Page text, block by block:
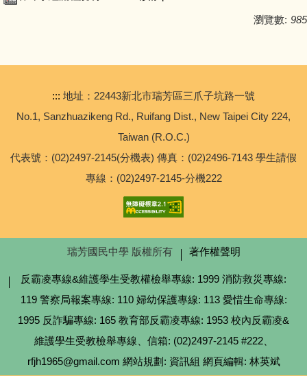
輔導處
總務處
【校外轉知】2026年六福永續獎比賽
【專任運動教練甄選】公告本校114學年度代理羽球專任
運動教練甄選簡章
瀏覽數: 985
::: 地址：22443新北市瑞芳區三爪子坑路一號
No.1, Sanzhuazikeng Rd., Ruifang Dist., New Taipei City 224,
Taiwan (R.O.C.)
代表號：(02)2497-2145(分機表) 傳真：(02)2496-7143 學生請假
專線：(02)2497-2145-分機222
瑞芳國民中學 版權所有 著作權聲明
反霸凌專線&維護學生受教權檢舉專線: 1999 消防救災專線:
119 警察局報案專線: 110 婦幼保護專線: 113 愛惜生命專線:
1995 反詐騙專線: 165 教育部反霸凌專線: 1953 校內反霸凌&
維護學生受教檢舉專線、信箱: (02)2497-2145 #222、
rfjh1965@gmail.com 網站規劃: 資訊組 網頁編輯: 林英斌